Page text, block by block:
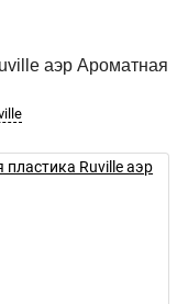
аэр Ароматная